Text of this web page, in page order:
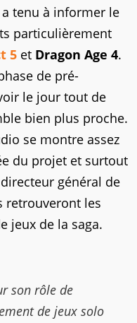
a tenu à informer le
particulièrement
5 et Dragon Age 4.
de pré-
le jour tout de
bien plus proche.
se montre assez
du projet et surtout
général de
retrouveront les
jeux de la saga.
son rôle de
de jeux solo